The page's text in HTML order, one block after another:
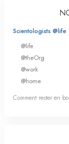
Scientologists @life
@life
@theOrg
@work
@home
Comment rester en